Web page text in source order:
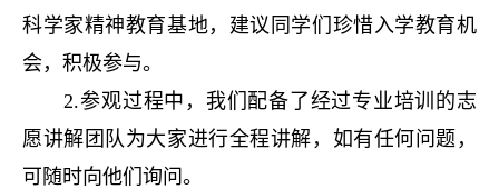
科学家精神教育基地，建议同学们珍惜入学教育机
会，积极参与。
2.参观过程中，我们配备了经过专业培训的志
愿讲解团队为大家进行全程讲解，如有任何问题，
可随时向他们询问。